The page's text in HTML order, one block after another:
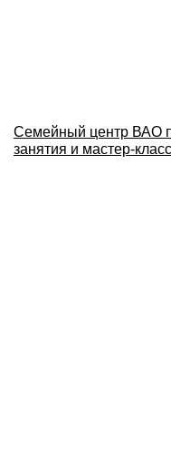
Семейный центр ВАО
занятия и мастер-